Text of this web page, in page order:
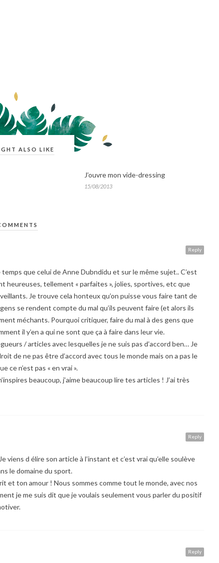
ALSO LIKE
J’ouvre mon vide-dressing
15/08/2013
Reply
que celui de Anne Dubndidu et sur le même sujet.. C’est
heureuses, tellement « parfaites », jolies, sportives, etc que
Je trouve cela honteux qu’on puisse vous faire tant de
se rendent compte du mal qu’ils peuvent faire (et alors ils
méchants. Pourquoi critiquer, faire du mal à des gens que
il y’en a qui ne sont que ça à faire dans leur vie.
/ articles avec lesquelles je ne suis pas d’accord ben… Je
de ne pas être d’accord avec tous le monde mais on a pas le
ce n’est pas « en vrai ».
beaucoup, j’aime beaucoup lire tes articles ! J’ai très
Reply
Je viens d élire son article à l’instant et c’est vrai qu’elle soulève
le domaine du sport.
et ton amour ! Nous sommes comme tout le monde, avec nos
je me suis dit que je voulais seulement vous parler du positif
Reply